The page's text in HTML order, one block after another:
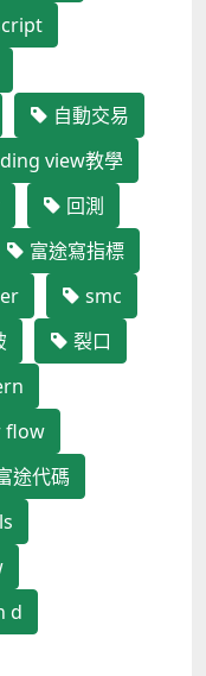
自動交易
view教學
回測
富途寫指標
smc
裂口
flow
途代碼
d